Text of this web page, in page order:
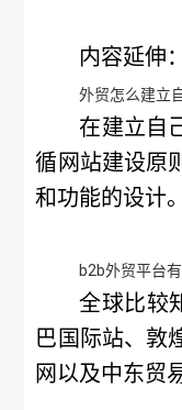
内容延伸：
外贸怎么建立
在建立自
循网站建设原
和功能的设计。
b2b外贸平台
全球比较
巴国际站、敦
网以及中东贸